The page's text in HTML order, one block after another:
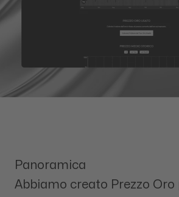
Panoramica
Abbiamo creato Prezzo Oro